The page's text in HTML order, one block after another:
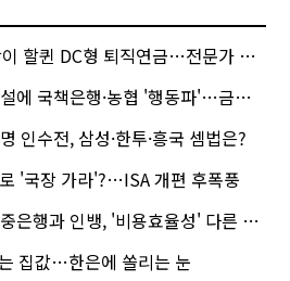
퀸 DC형 퇴직연금…전문가 조언은
책은행·농협 '행동파'…금감원 '신중모드'
인수전, 삼성·한투·흥국 셈법은?
'국장 가라'?…ISA 개편 후폭풍
과 인뱅, '비용효율성' 다른 잣대 왜?
집값…한은에 쏠리는 눈